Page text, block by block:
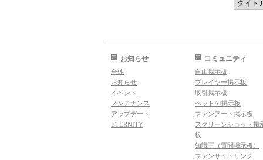
お知らせ
全体
お知らせ
イベント
メンテナンス
アップデート
ETERNITY
コミュニティ
自由掲示板
プレイヤー掲示板
取引掲示板
ペットAI掲示板
ファンアート掲示板
スクリーンショット掲
板
知識王（質問掲示板）
ファンサイトリンク